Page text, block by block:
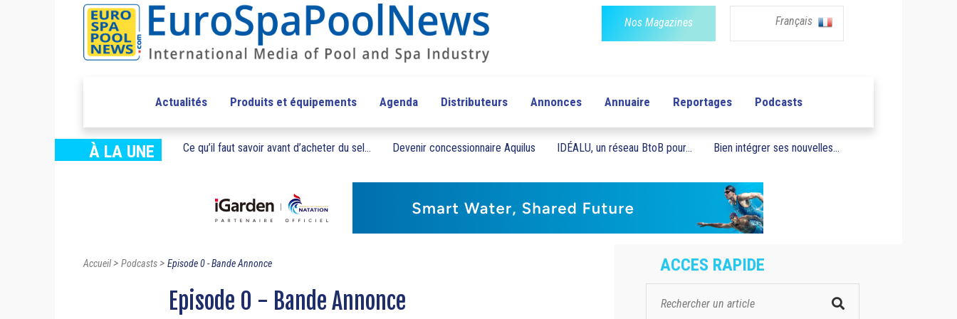
Nos Magazines Français
Actualités Produits et équipements Agenda Distributeurs Annonces Annuaire Reportages Podcasts
À LA UNE Ce qu’il faut savoir avant d’acheter du sel... Devenir concessionnaire Aquilus IDÉALU, un réseau BtoB pour... Bien intégrer ses nouvelles...
Accueil> Podcasts> Episode 0 - Bande Annonce
Episode 0 - Bande Annonce
ACCES RAPIDE